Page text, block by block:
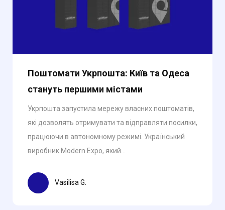
Поштомати Укрпошта: Київ та Одеса
стануть першими містами
Укрпошта запустила мережу власних поштоматів,
які дозволять отримувати та відправляти посилки,
працюючи в автономному режимі. Український
виробник Modern Expo, який...
Vasilisa G.